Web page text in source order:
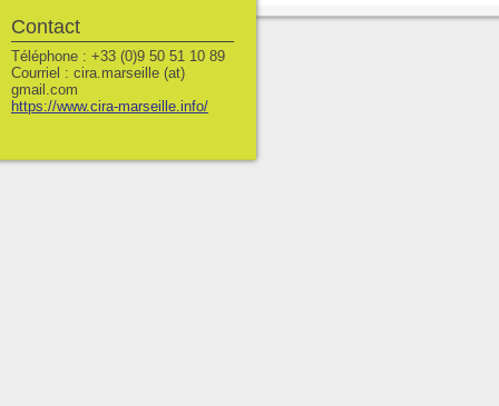
Contact
Téléphone : +33 (0)9 50 51 10 89
Courriel : cira.marseille (at)
gmail.com
https://www.cira-marseille.info/